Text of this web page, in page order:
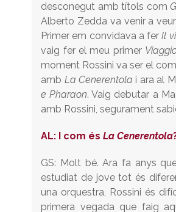
desconegut amb títols com
Alberto Zedda va venir a
Primer em convidava a ferIl
vaig fer el meu primer
moment Rossini va ser el
amb La Cenerentola i ara al
e Pharaon. Vaig debutar a
amb Rossini, segurament
AL: I com és La Cenerentola
GS: Molt bé. Ara fa anys
estudiat de jove tot és
una orquestra, Rossini és
primera vegada que faig